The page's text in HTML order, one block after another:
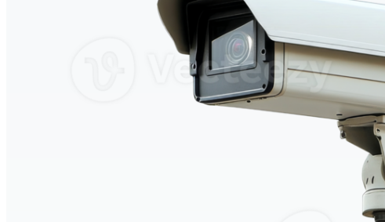
Redactionele Afbeeldingen
Redactionele Evenementen